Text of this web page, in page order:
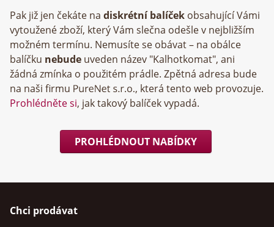
Pak již jen čekáte na diskrétní balíček obsahující Vámi
vytoužené zboží, který Vám slečna odešle v nejbližším
možném termínu. Nemusíte se obávat – na obálce
balíčku nebude uveden název "Kalhotkomat", ani
žádná zmínka o použitém prádle. Zpětná adresa bude
na naši firmu
, která tento web provozuje.
Prohlédněte si, jak takový balíček vypadá.
PROHLÉDNOUT NABÍDKY
Chci prodávat